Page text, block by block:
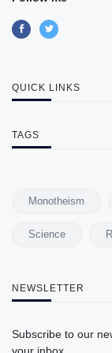
QUICK LINKS
TAGS
Monotheism
Science
NEWSLETTER
Subscribe to our